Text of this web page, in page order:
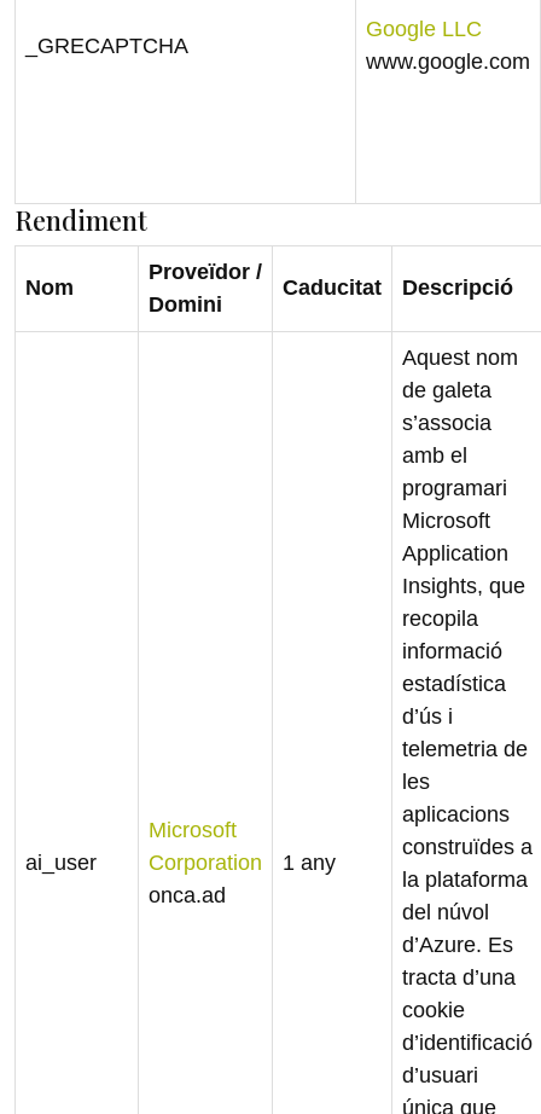
_GRECAPTCHA
Google LLC
www.google.com
Rendiment
Nom
Proveïdor /
Domini
Caducitat Descripció
ai_user
Microsoft
Corporation
onca.ad
1 any
Aquest nom
de galeta
s’associa
amb el
programari
Microsoft
Application
Insights, que
recopila
informació
estadística
d’ús i
telemetria de
les
aplicacions
construïdes a
la plataforma
del núvol
d’Azure. Es
tracta d’una
cookie
d’identificació
d’usuari
única que